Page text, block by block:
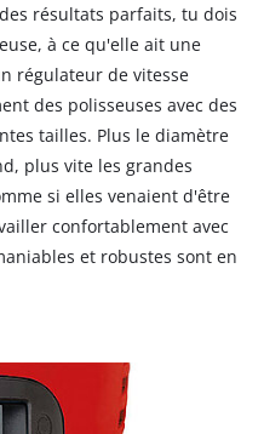
résultats parfaits, tu dois
à ce qu'elle ait une
régulateur de vitesse
des polisseuses avec des
tailles. Plus le diamètre
plus vite les grandes
si elles venaient d'être
confortablement avec
et robustes sont en